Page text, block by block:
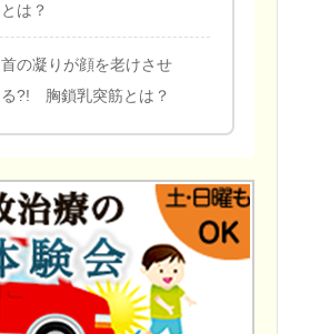
とは？
首の凝りが顔を老けさせ
る?! 胸鎖乳突筋とは？